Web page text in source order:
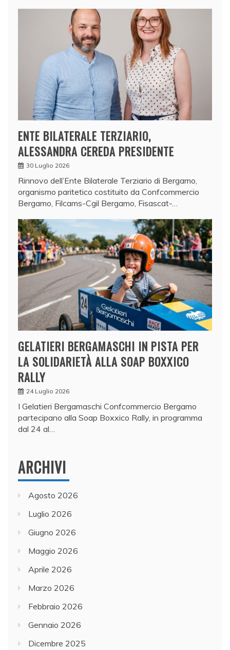
ENTE BILATERALE TERZIARIO,
ALESSANDRA CEREDA PRESIDENTE
30 Luglio 2026
Rinnovo dell’Ente Bilaterale Terziario di Bergamo,
organismo paritetico costituito da Confcommercio
Bergamo, Filcams-Cgil Bergamo, Fisascat-…
GELATIERI BERGAMASCHI IN PISTA PER
LA SOLIDARIETÀ ALLA SOAP BOXXICO
RALLY
24 Luglio 2026
I Gelatieri Bergamaschi Confcommercio Bergamo
partecipano alla Soap Boxxico Rally, in programma
dal 24 al…
ARCHIVI
Agosto 2026
Luglio 2026
Giugno 2026
Maggio 2026
Aprile 2026
Marzo 2026
Febbraio 2026
Gennaio 2026
Dicembre 2025